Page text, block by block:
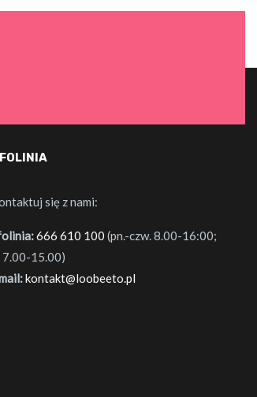
się z nami:
666 610 100 (pn.-czw. 8.00-16:00;
7.00-15.00)
kontakt@loobeeto.pl